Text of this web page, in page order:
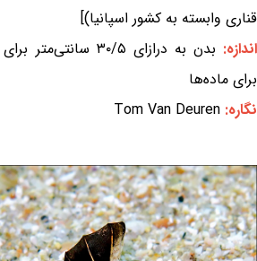
قناری وابسته به کشور اسپانیا)]
اندازه:
برای ماده‌ها
نگاره: Tom Van Deuren